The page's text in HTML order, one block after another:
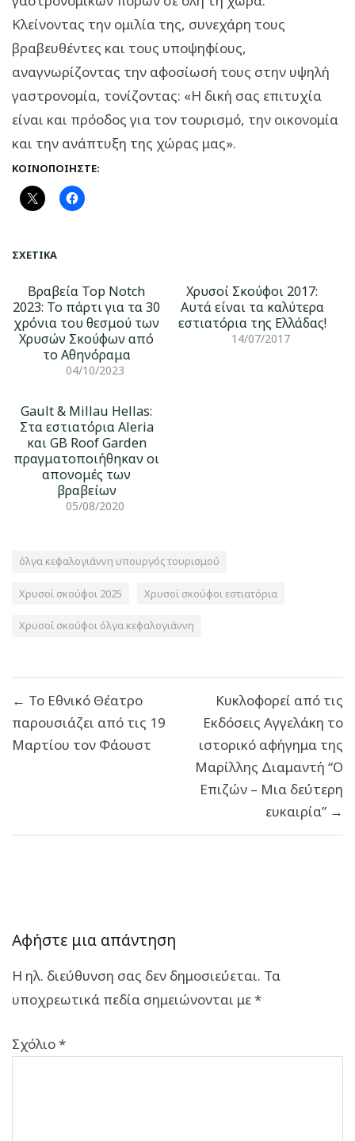
Κλείνοντας την ομιλία της, συνεχάρη τους
βραβευθέντες και τους υποψηφίους,
αναγνωρίζοντας την αφοσίωσή τους στην υψηλή
γαστρονομία, τονίζοντας: «Η δική σας επιτυχία
είναι και πρόοδος για τον τουρισμό, την οικονομία
και την ανάπτυξη της χώρας μας».
ΚΟΙΝΟΠΟΙΉΣΤΕ:
ΣΧΕΤΙΚΆ
Βραβεία Top Notch
2023: Το πάρτι για τα 30
χρόνια του θεσμού των
Χρυσών Σκούφων από
το Αθηνόραμα
04/10/2023
Χρυσοί Σκούφοι 2017:
Αυτά είναι τα καλύτερα
εστιατόρια της Ελλάδας!
14/07/2017
Gault & Millau Hellas:
Στα εστιατόρια Aleria
και GB Roof Garden
πραγματοποιήθηκαν οι
απονομές των
βραβείων
05/08/2020
όλγα κεφαλογιάννη υπουργός τουρισμού
Χρυσοί σκούφοι 2025 Χρυσοί σκούφοι εστιατόρια
Χρυσοί σκούφοι όλγα κεφαλογιάννη
άρθρων
← Το Εθνικό Θέατρο
παρουσιάζει από τις 19
Μαρτίου τον Φάουστ
Κυκλοφορεί από τις
Εκδόσεις Αγγελάκη το
ιστορικό αφήγημα της
Μαρίλλης Διαμαντή “Ο
Επιζών – Μια δεύτερη
ευκαιρία” →
Αφήστε μια απάντηση
Η ηλ. διεύθυνση σας δεν δημοσιεύεται. Τα
υποχρεωτικά πεδία σημειώνονται με*
Σχόλιο*